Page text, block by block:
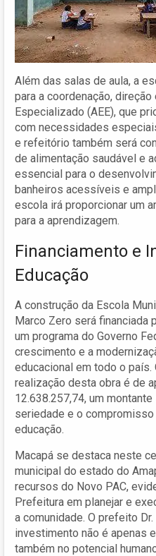
Além das salas de aula, a
para a coordenação,
Especializado (AEE), que
com necessidades
e refeitório também será
de alimentação saudável e
essencial para o
banheiros acessíveis e
escola irá proporcionar um
para a aprendizagem.
Financiamento e
Educação
A construção da Escola
Marco Zero será financiada
um programa do Governo
crescimento e a
educacional em todo o
realização desta obra é de
12.638.257,74, um
seriedade e o
educação.
Macapá se destaca neste
municipal do estado do
recursos do Novo PAC,
Prefeitura em planejar e
a comunidade. O prefeito
investimento não é apenas
também no potencial